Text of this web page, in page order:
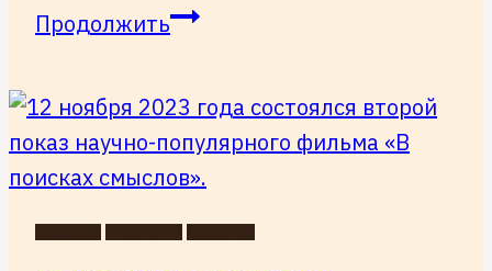
ПродолжитьПолнометражный
фильм
«В
поисках
смыслов»